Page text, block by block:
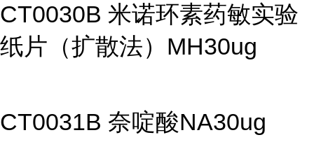
CT0030B 米诺环素药敏实验
纸片（扩散法）MH30ug
CT0031B 奈啶酸NA30ug